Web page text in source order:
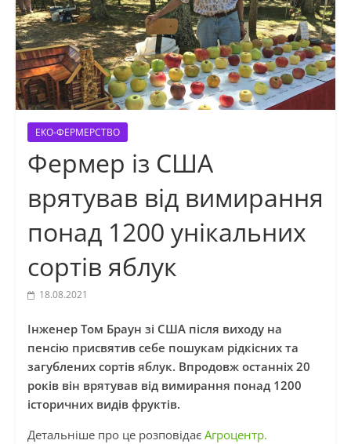
ЕКО-ФЕРМЕРСТВО
Фермер із США
врятував від вимирання
понад 1200 унікальних
сортів яблук
18.08.2021
Інженер Том Браун зі США після виходу на
пенсію присвятив себе пошукам рідкісних та
загублених сортів яблук. Впродовж останніх 20
років він врятував від вимирання понад 1200
історичних видів фруктів.
Детальніше про це розповідає Агроцентр.